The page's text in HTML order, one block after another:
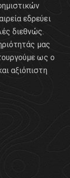
εδρεύει
διεθνώς.
μας
ως ο
αξιόπιστη